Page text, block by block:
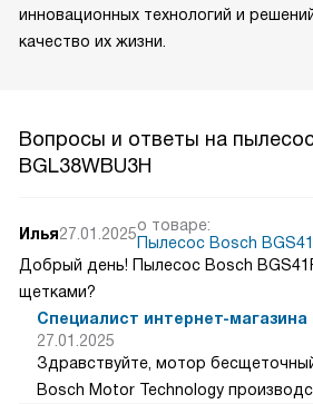
инновационных технологий и
качество их жизни.
Вопросы и ответы на
BGL38WBU3H
Илья27.01.2025о товаре:
Пылесос Bosch
Добрый день! Пылесос Bosch
щетками?
Специалист интернет-магазина
27.01.2025
Здравствуйте, мотор
Bosch Motor Technology